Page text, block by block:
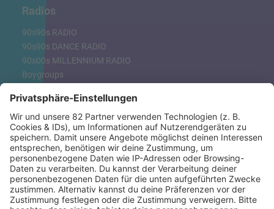
Radios
90s90s RADIO
90s90s DANCE RADIO
90s00s MILLENNIUM RADIO
Boygroups
Clubhits
Dinnerparty
Eurodance
Grunge
Hiphop & Rap
Hiphop deutsch
House
Ibiza